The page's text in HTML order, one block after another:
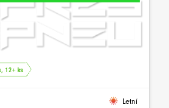
12+ ks
Letní